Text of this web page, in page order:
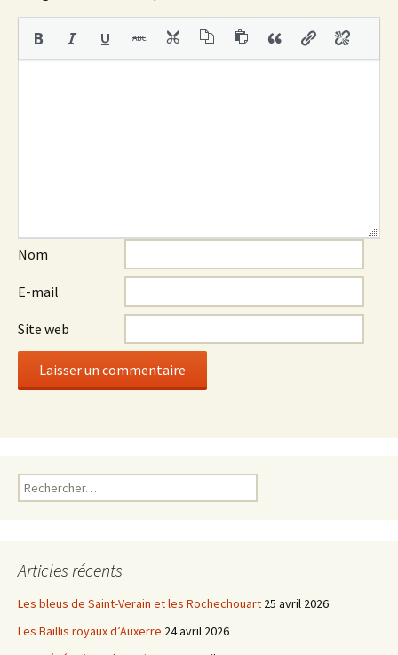
Nom
E-mail
Site web
Rechercher :
Articles récents
Les bleus de Saint-Verain et les Rochechouart 25 avril 2026
Les Baillis royaux d’Auxerre 24 avril 2026